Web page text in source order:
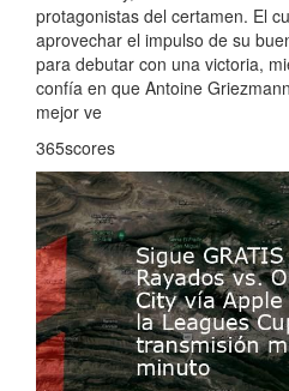
protagonistas del certamen. El
aprovechar el impulso de su
para debutar con una victoria,
confía en que Antoine
mejor ve
365scores